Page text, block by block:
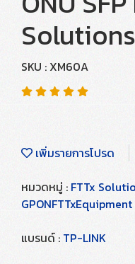
SKU : XM60A
เพิ่มรายการโปรด
หมวดหมู่ : FTTx
GPONFTTxEquipment
แบรนด์ : TP-LINK